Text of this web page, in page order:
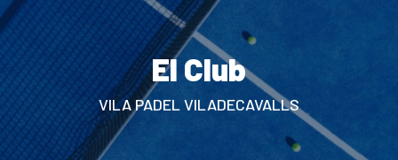
El Club
VILA PADEL VILADECAVALLS